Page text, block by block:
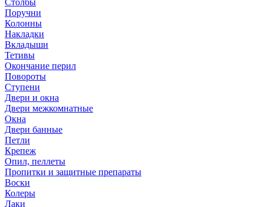
Столбы
Поручни
Колонны
Накладки
Вкладыши
Тетивы
Окончание перил
Повороты
Ступени
Двери и окна
Двери межкомнатные
Окна
Двери банные
Петли
Крепеж
Опил, пеллеты
Пропитки и защитные препараты
Воски
Колеры
Лаки